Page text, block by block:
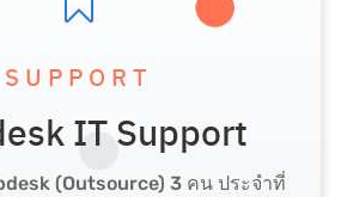
SUPPORT
IT Support
(Outsource) 3 คน ประจําที่